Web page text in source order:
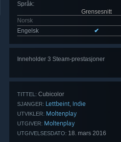
Språk:
Grensesnitt
Norsk
Engelsk
✔
Inneholder 3 Steam-prestasjoner
TITTEL: Cubicolor
SJANGER: Lettbeint, Indie
UTVIKLER: Moltenplay
UTGIVER: Moltenplay
UTGIVELSESDATO: 18. mars 2016